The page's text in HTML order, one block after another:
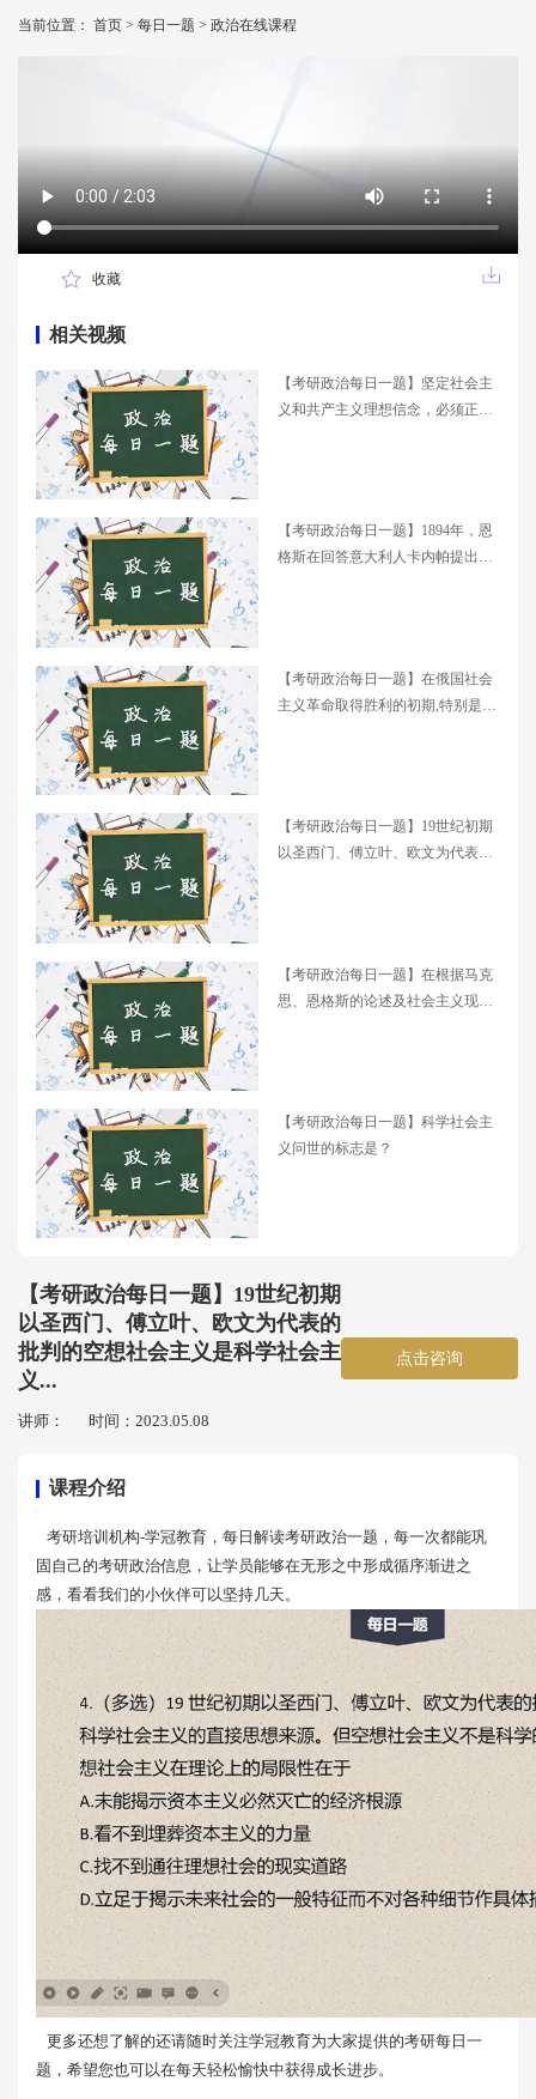
当前位置： 首页 > 每日一题 > 政治在线课程
收藏
相关视频
【考研政治每日一题】坚定社会主
义和共产主义理想信念，必须正确
【考研政治每日一题】1894年，恩
格斯在回答意大利人卡内帕提出的
【考研政治每日一题】在俄国社会
主义革命取得胜利的初期,特别是实
【考研政治每日一题】19世纪初期
以圣西门、傅立叶、欧文为代表的
【考研政治每日一题】在根据马克
思、恩格斯的论述及社会主义现实
【考研政治每日一题】科学社会主
义问世的标志是？
【考研政治每日一题】19世纪初期
以圣西门、傅立叶、欧文为代表的
批判的空想社会主义是科学社会主
义...
讲师： 时间：2023.05.08
点击咨询
课程介绍
考研培训机构-学冠教育，每日解读考研政治一题，每一次都能巩
固自己的考研政治信息，让学员能够在无形之中形成循序渐进之
感，看看我们的小伙伴可以坚持几天。
更多还想了解的还请随时关注学冠教育为大家提供的考研每日一
题，希望您也可以在每天轻松愉快中获得成长进步。